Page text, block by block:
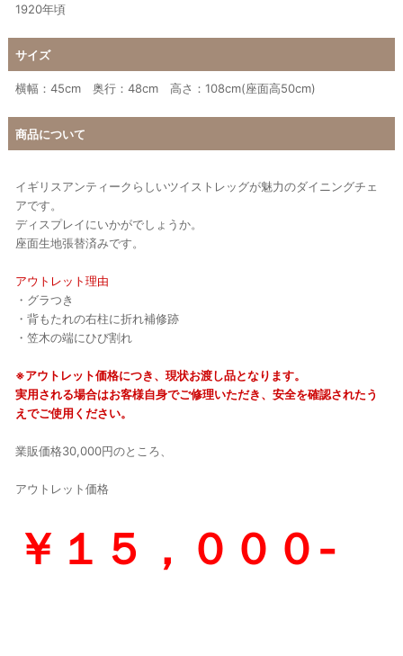
1920年頃
サイズ
横幅：45cm 奥行：48cm 高さ：108cm(座面高50cm)
商品について
イギリスアンティークらしいツイストレッグが魅力のダイニングチェ
アです。
ディスプレイにいかがでしょうか。
座面生地張替済みです。
アウトレット理由
・グラつき
・背もたれの右柱に折れ補修跡
・笠木の端にひび割れ
※アウトレット価格につき、現状お渡し品となります。
実用される場合はお客様自身でご修理いただき、安全を確認されたう
えでご使用ください。
業販価格30,000円のところ、
アウトレット価格
￥１５，０００-